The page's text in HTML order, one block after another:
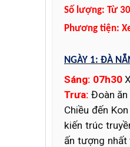
Số lượng: Từ
Phương tiện:
NGÀY 1:
Sáng: 07h30
Trưa: Đoàn
Chiều đến
kiến trúc
ấn tượng